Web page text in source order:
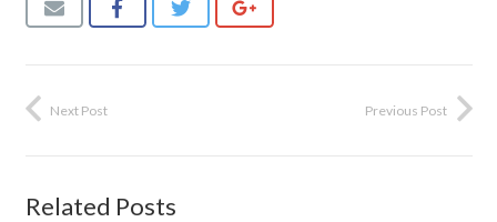
Previous Post
Next Post
Related Posts